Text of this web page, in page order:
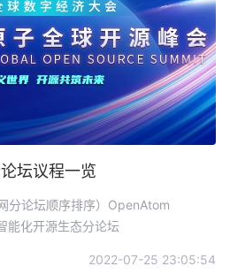
坛议程一览
分论坛顺序排序）OpenAtom
能化开源生态分论坛
2022-07-25 23:05:54